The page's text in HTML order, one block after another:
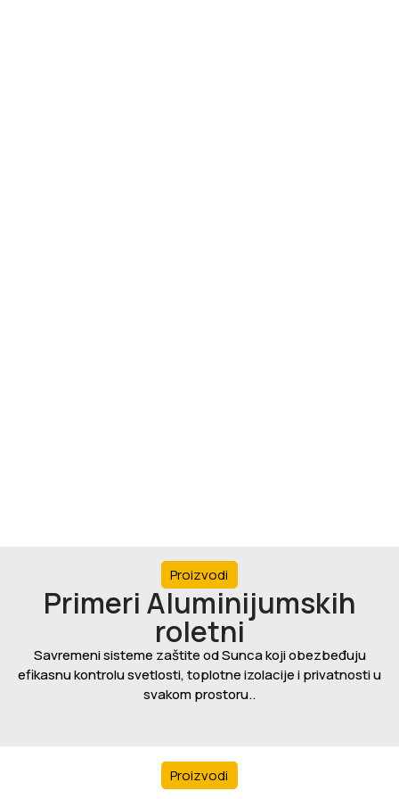
Proizvodi
Primeri Aluminijumskih
roletni
Savremeni sisteme zaštite od Sunca koji obezbeđuju
efikasnu kontrolu svetlosti, toplotne izolacije i privatnosti u
svakom prostoru..
Proizvodi